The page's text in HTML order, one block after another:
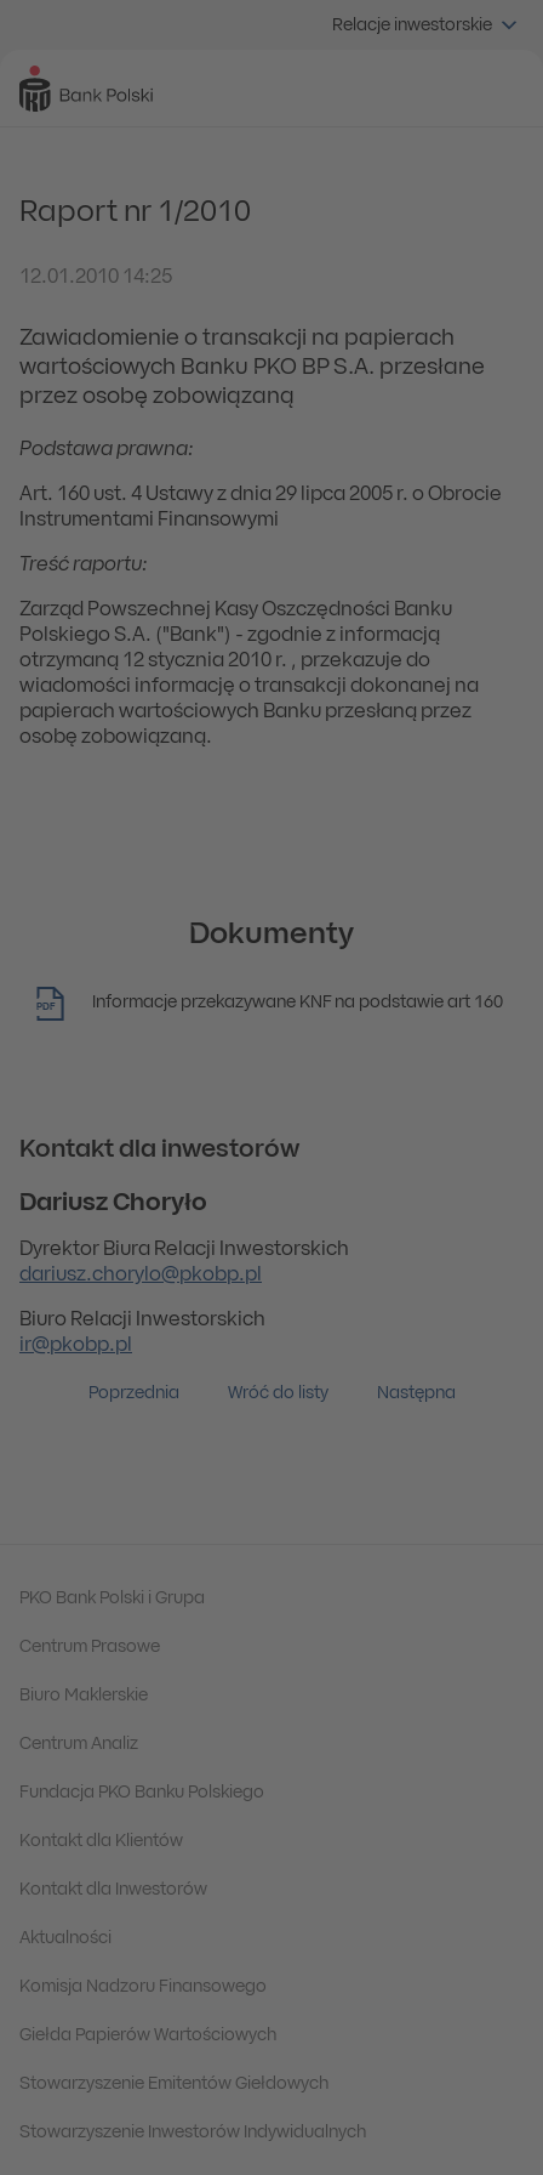
Relacje inwestorskie
Raport nr 1/2010
12.01.2010 14:25
Zawiadomienie o transakcji na papierach
wartościowych Banku PKO BP S.A. przesłane
przez osobę zobowiązaną
Podstawa prawna:
Art. 160 ust. 4 Ustawy z dnia 29 lipca 2005 r. o Obrocie
Instrumentami Finansowymi
Treść raportu:
Zarząd Powszechnej Kasy Oszczędności Banku
Polskiego S.A. ("Bank") - zgodnie z informacją
otrzymaną 12 stycznia 2010 r. , przekazuje do
wiadomości informację o transakcji dokonanej na
papierach wartościowych Banku przesłaną przez
osobę zobowiązaną.
Dokumenty
PDF Informacje przekazywane KNF na podstawie art 160
Kontakt dla inwestorów
Dariusz Choryło
Dyrektor Biura Relacji Inwestorskich
dariusz.chorylo@pkobp.pl
Biuro Relacji Inwestorskich
ir@pkobp.pl
Poprzednia Wróć do listy Następna
PKO Bank Polski i Grupa
Centrum Prasowe
Biuro Maklerskie
Centrum Analiz
Fundacja PKO Banku Polskiego
Kontakt dla Klientów
Kontakt dla Inwestorów
Aktualności
Komisja Nadzoru Finansowego
Giełda Papierów Wartościowych
Stowarzyszenie Emitentów Giełdowych
Stowarzyszenie Inwestorów Indywidualnych